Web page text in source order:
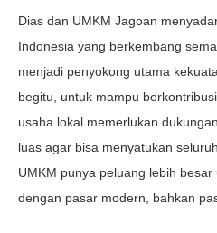
Dias dan UMKM Jagoan
Indonesia yang berkembang
menjadi penyokong utama
begitu, untuk mampu
usaha lokal memerlukan
luas agar bisa menyatukan
UMKM punya peluang lebih
dengan pasar modern, bahkan